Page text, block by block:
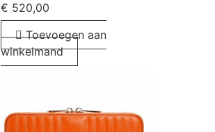
€ 520,00
Toevoegen aan
winkelmand